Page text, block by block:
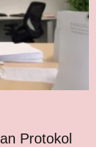
Protokol